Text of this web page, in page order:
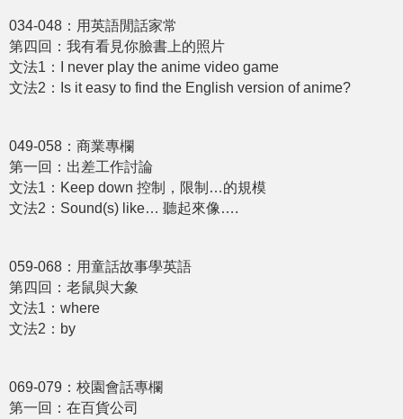
034-048：用英語閒話家常
第四回：我有看見你臉書上的照片
文法1：I never play the anime video game
文法2：Is it easy to find the English version of anime?
049-058：商業專欄
第一回：出差工作討論
文法1：Keep down 控制，限制…的規模
文法2：Sound(s) like… 聽起來像….
059-068：用童話故事學英語
第四回：老鼠與大象
文法1：where
文法2：by
069-079：校園會話專欄
第一回：在百貨公司